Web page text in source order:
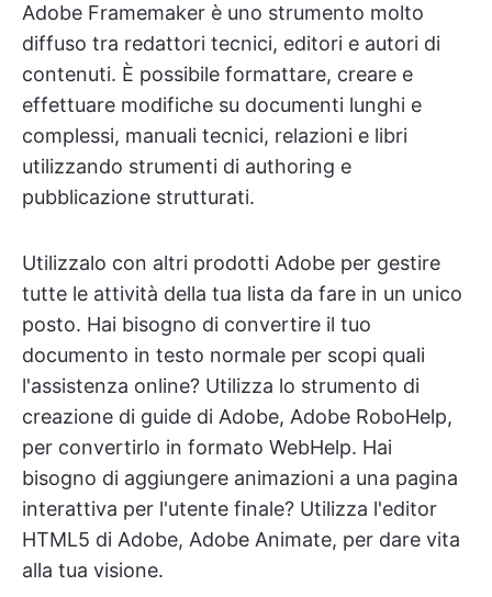
Adobe Framemaker è uno strumento molto
diffuso tra redattori tecnici, editori e autori di
contenuti. È possibile formattare, creare e
effettuare modifiche su documenti lunghi e
complessi, manuali tecnici, relazioni e libri
utilizzando strumenti di authoring e
pubblicazione strutturati.
Utilizzalo con altri prodotti Adobe per gestire
tutte le attività della tua lista da fare in un unico
posto. Hai bisogno di convertire il tuo
documento in testo normale per scopi quali
l'assistenza online? Utilizza lo strumento di
creazione di guide di Adobe, Adobe RoboHelp,
per convertirlo in formato WebHelp. Hai
bisogno di aggiungere animazioni a una pagina
interattiva per l'utente finale? Utilizza l'editor
HTML5 di Adobe, Adobe Animate, per dare vita
alla tua visione.